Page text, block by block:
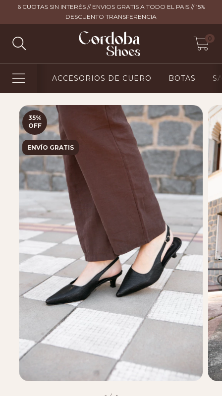
6 CUOTAS SIN INTERÉS // ENVIOS GRATIS A TODO EL PAIS // 15%
DESCUENTO TRANSFERENCIA
0
ACCESORIOS DE CUERO BOTAS
35%
OFF
ENVÍO GRATIS